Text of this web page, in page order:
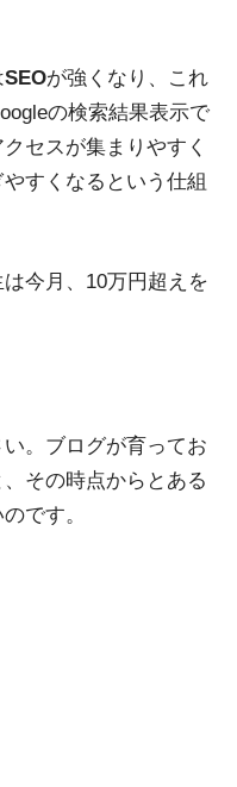
SEOが強くなり、これ
の検索結果表示で
セスが集まりやすく
すくなるという仕組
今月、10万円超えを
。ブログが育ってお
その時点からとある
です。